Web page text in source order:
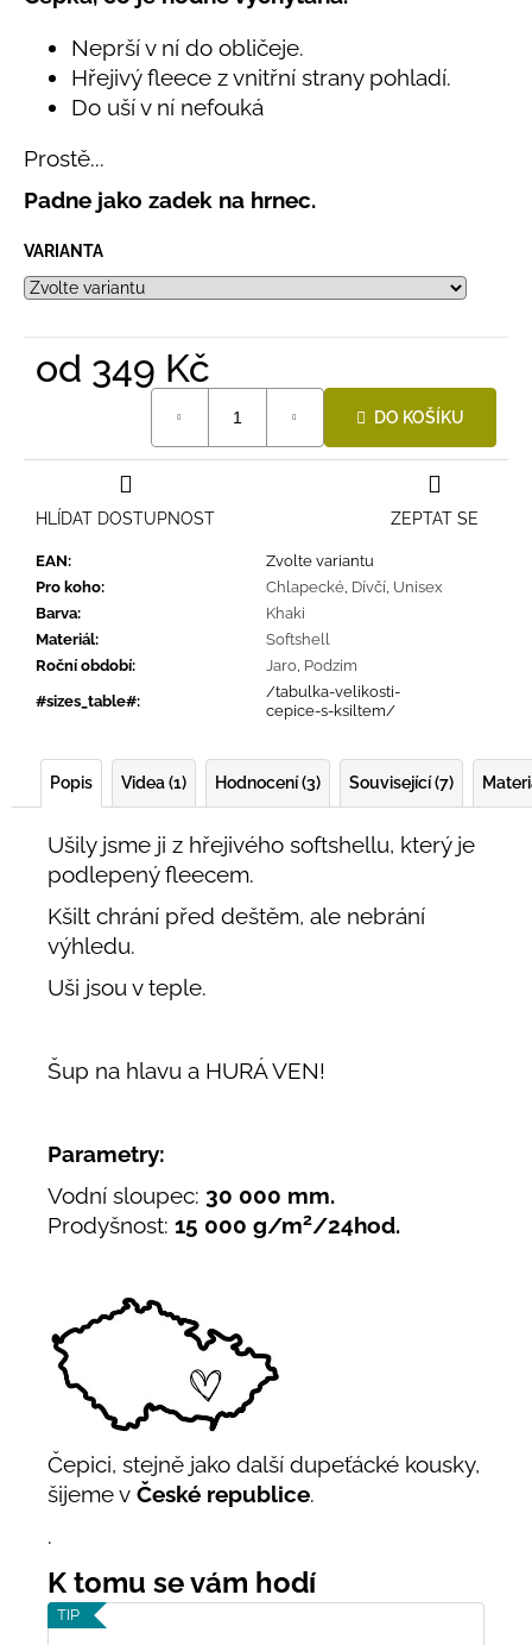
produktu
Neprší v ní do obličeje.
Hřejivý fleece z vnitřní strany pohladí.
Do uší v ní nefouká
Prostě...
Padne jako zadek na hrnec.
VARIANTA
od 349 Kč
DO KOŠÍKU
EAN:
Zvolte variantu
Pro koho: Chlapecké, Dívčí, Unisex
Barva:
Khaki
Materiál:
Softshell
Roční období: Jaro, Podzim
#sizes_table#:
/tabulka-velikosti-
cepice-s-ksiltem/
ZEPTAT SE
HLÍDAT DOSTUPNOST
Popis Videa (1) Hodnocení (3) Související (7)
Ušily jsme ji z hřejivého softshellu, který je
podlepený fleecem.
Kšilt chrání před deštěm, ale nebrání
výhledu.
Uši jsou v teple.
Šup na hlavu a HURÁ VEN!
Parametry:
Vodní sloupec: 30 000 mm.
Prodyšnost: 15 000 g/m2/24hod.
Čepici, stejně jako další dupeťácké kousky,
šijeme v České republice.
.
TIP
BAMBUSOVÉ
NÁMOŘNICKÉ
MODRÉ
Kč